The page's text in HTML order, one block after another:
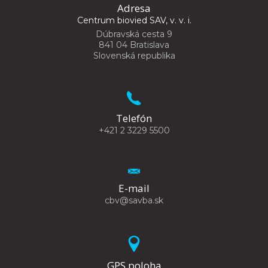
Adresa
Centrum biovied SAV, v. v. i.
Dúbravská cesta 9
841 04 Bratislava
Slovenská republika
Telefón
+421 2 3229 5500
E-mail
cbv@savba.sk